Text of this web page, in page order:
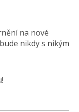
na nové
nikdy s nikým